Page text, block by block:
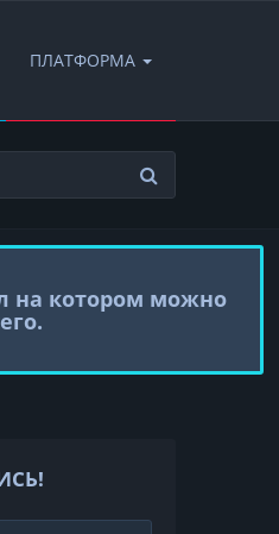
ПЛАТФОРМА
на котором можно